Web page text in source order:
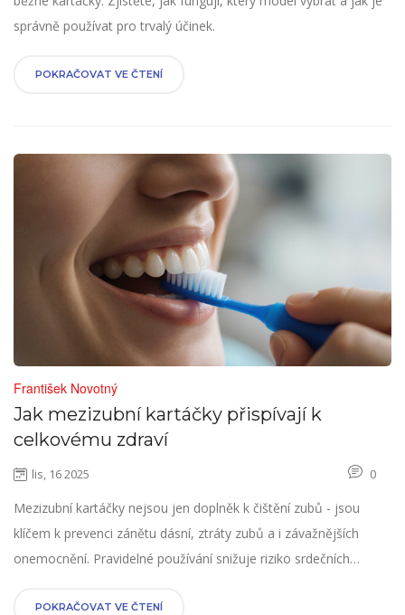
správně používat pro trvalý účinek.
POKRAČOVAT VE ČTENÍ
František Novotný
Jak mezizubní kartáčky přispívají k
celkovému zdraví
lis, 16 2025 0
Mezizubní kartáčky nejsou jen doplněk k čištění zubů - jsou
klíčem k prevenci zánětu dásní, ztráty zubů a i závažnějších
onemocnění. Pravidelné používání snižuje riziko srdečních
POKRAČOVAT VE ČTENÍ